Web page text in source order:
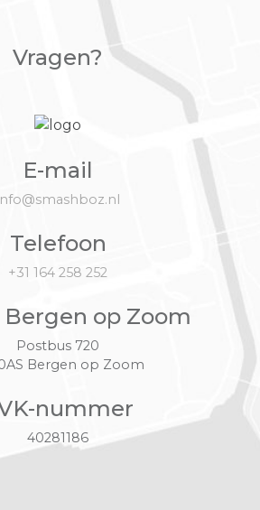
Vragen?
E-mail
Telefoon
+31 164 258 252
Bergen op Zoom
Postbus 720
Bergen op Zoom
nummer
40281186